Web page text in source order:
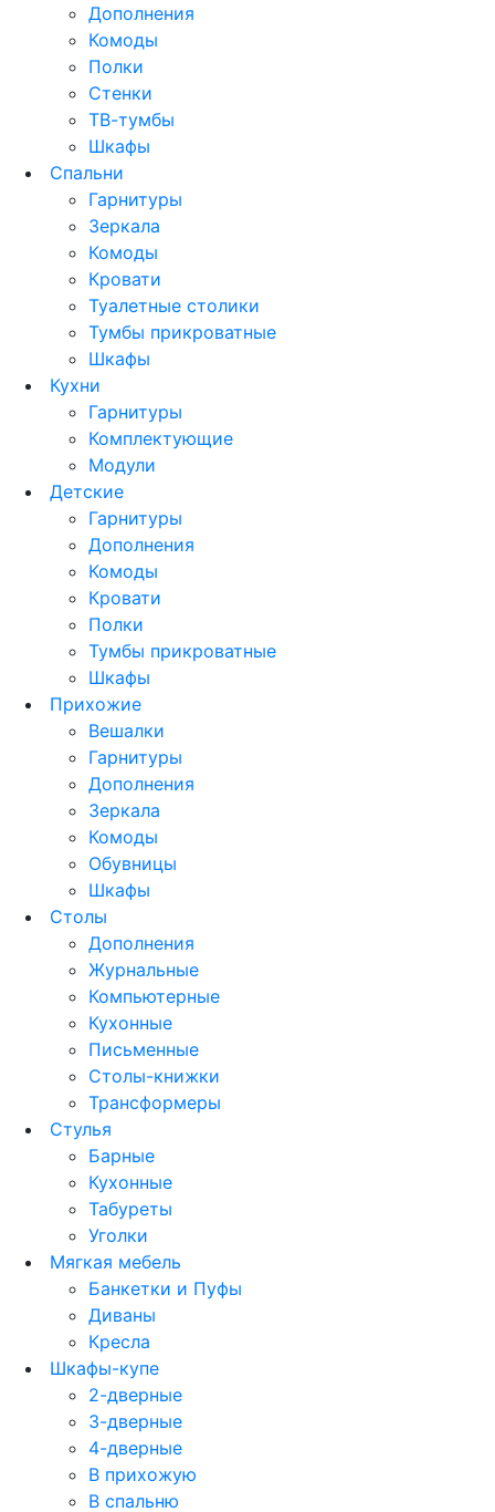
Дополнения
Комоды
Полки
Стенки
ТВ-тумбы
Шкафы
Спальни
Гарнитуры
Зеркала
Комоды
Кровати
Туалетные столики
Тумбы прикроватные
Шкафы
Кухни
Гарнитуры
Комплектующие
Модули
Детские
Гарнитуры
Дополнения
Комоды
Кровати
Полки
Тумбы прикроватные
Шкафы
Прихожие
Вешалки
Гарнитуры
Дополнения
Зеркала
Комоды
Обувницы
Шкафы
Столы
Дополнения
Журнальные
Компьютерные
Кухонные
Письменные
Столы-книжки
Трансформеры
Стулья
Барные
Кухонные
Табуреты
Уголки
Мягкая мебель
Банкетки и Пуфы
Диваны
Кресла
Шкафы-купе
2-дверные
3-дверные
4-дверные
В прихожую
В спальню